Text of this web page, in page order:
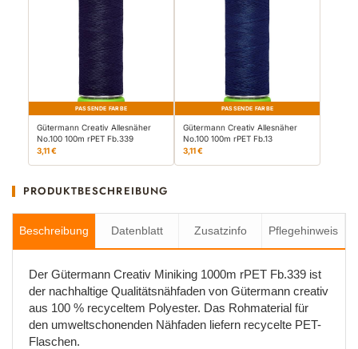
PASSENDE FARBE
Gütermann Creativ Allesnäher
No.100 100m rPET Fb.339
3,11 €
PASSENDE FARBE
Gütermann Creativ Allesnäher
No.100 100m rPET Fb.13
3,11 €
PRODUKTBESCHREIBUNG
Beschreibung Datenblatt Zusatzinfo Pflegehinweis
Der Gütermann Creativ Miniking 1000m rPET Fb.339 ist
der nachhaltige Qualitätsnähfaden von Gütermann creativ
aus 100 % recyceltem Polyester. Das Rohmaterial für
den umweltschonenden Nähfaden liefern recycelte PET-
Flaschen.